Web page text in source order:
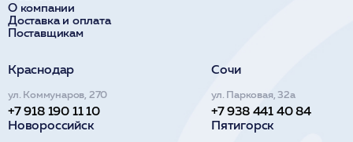
О компании
Доставка и оплата
Поставщикам
Краснодар
ул. Коммунаров, 270
+7 918 190 11 10
Сочи
ул. Парковая, 32а
+7 938 441 40 84
Новороссийск
Пятигорск